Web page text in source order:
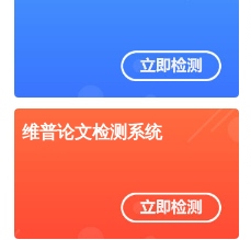
维普论文检测系统